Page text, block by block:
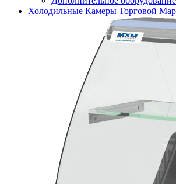
Холодильные Камеры Торговой